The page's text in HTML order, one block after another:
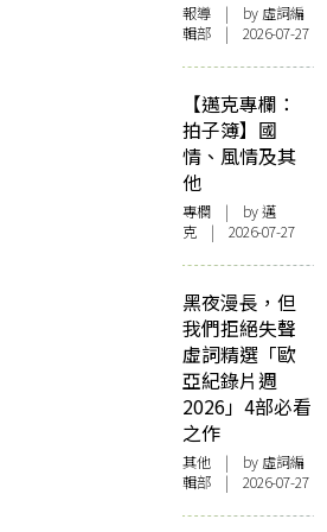
報導 | by 虛詞編
輯部 | 2026-07-27
【邁克專欄：
拍子簿】國
情、風情及其
他
專欄 | by邁
克 | 2026-07-27
黑夜漫長，但
我們拒絕失聲
虛詞精選「歐
亞紀錄片週
2026」4部必看
之作
其他 | by 虛詞編
輯部 | 2026-07-27